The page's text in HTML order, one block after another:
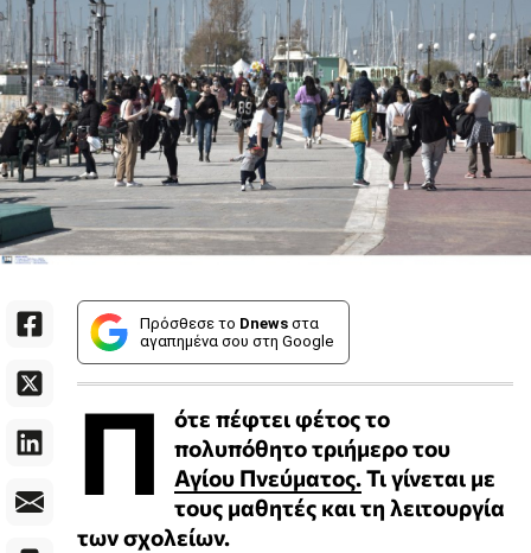
Πρόσθεσε το Dnews στα
αγαπημένα σου στη Google
Π
ότε πέφτει φέτος το
πολυπόθητο τριήμερο του
Αγίου Πνεύματος.Τι γίνεται με
τους μαθητές και τη λειτουργία
των σχολείων.